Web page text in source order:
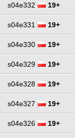
s04e332 19+
s04e331 19+
s04e330 19+
s04e329 19+
s04e328 19+
s04e327 19+
s04e326 19+